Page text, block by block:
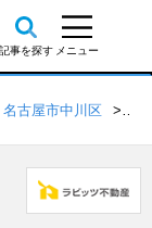
名古屋市中川区